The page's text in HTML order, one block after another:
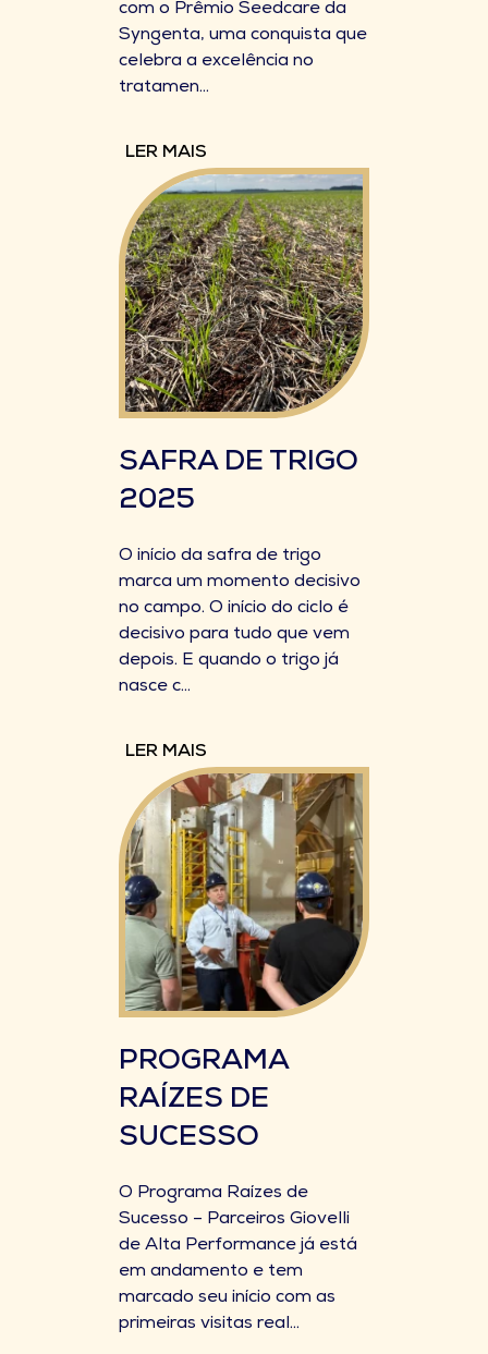
com o Prêmio Seedcare da
Syngenta, uma conquista que
celebra a excelência no
tratamen...
LER MAIS
SAFRA DE TRIGO
2025
O início da safra de trigo
marca um momento decisivo
no campo. O início do ciclo é
decisivo para tudo que vem
depois. E quando o trigo já
nasce c...
LER MAIS
PROGRAMA
RAÍZES DE
SUCESSO
O Programa Raízes de
Sucesso – Parceiros Giovelli
de Alta Performance já está
em andamento e tem
marcado seu início com as
primeiras visitas real...